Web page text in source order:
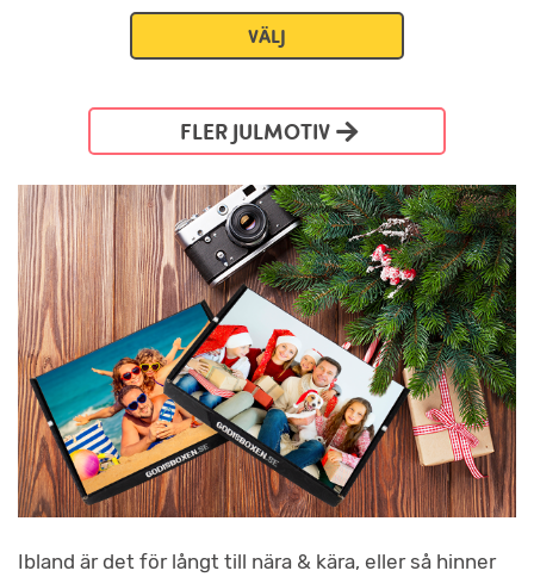
VÄLJ
FLER JULMOTIV
Ibland är det för långt till nära & kära, eller så hinner